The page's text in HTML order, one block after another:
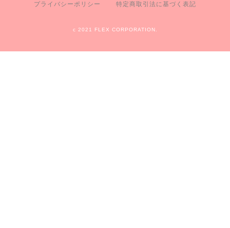
プライバシーポリシー 特定商取引法に基づく表記
c 2021 FLEX CORPORATION.